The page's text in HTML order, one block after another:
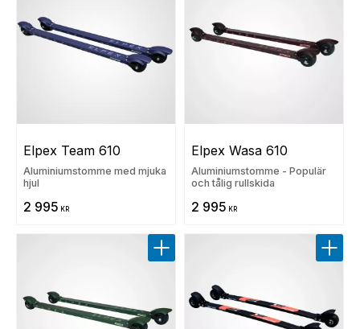
Elpex Team 610
Aluminiumstomme med mjuka
hjul
2 995 KR
Elpex Wasa 610
Aluminiumstomme - Populär
och tålig rullskida
2 995 KR
Lägg till i favoriter Lägg